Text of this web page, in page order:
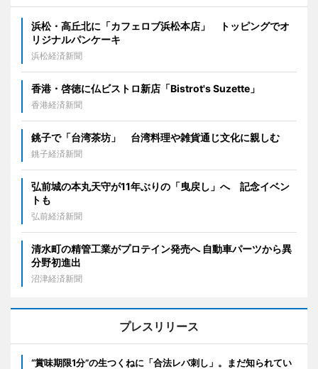
浜松・高丘北に「カフェロブ浜松本店」 トッピングでオ
リジナルパンケーキ
浜松経済新聞
香港・啓徳に仏ビストロ新店「Bistrot's Suzette」
香港経済新聞
銚子で「台湾茶坊」 台湾料理や雑貨通じ文化に親しむ
銚子経済新聞
弘前城の本丸天守が11年ぶりの「曳戻し」へ 記念イベン
トも
弘前経済新聞
清水町の精管工業がプロテイン発売へ 自動車パーツから異
分野初進出
沼津経済新聞
プレスリリース
“賞味期限1分”の生つくねに「合法レバ刺し」。まだ知られてい